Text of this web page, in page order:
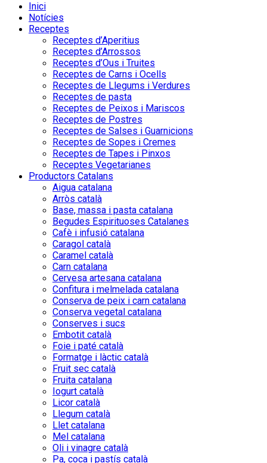
Inici
Notícies
Receptes
Receptes d’Aperitius
Receptes d’Arrossos
Receptes d’Ous i Truites
Receptes de Carns i Ocells
Receptes de Llegums i Verdures
Receptes de pasta
Receptes de Peixos i Mariscos
Receptes de Postres
Receptes de Salses i Guarnicions
Receptes de Sopes i Cremes
Receptes de Tapes i Pinxos
Receptes Vegetarianes
Productors Catalans
Aigua catalana
Arròs català
Base, massa i pasta catalana
Begudes Espirituoses Catalanes
Cafè i infusió catalana
Caragol català
Caramel català
Carn catalana
Cervesa artesana catalana
Confitura i melmelada catalana
Conserva de peix i carn catalana
Conserva vegetal catalana
Conserves i sucs
Embotit català
Foie i paté català
Formatge i làctic català
Fruit sec català
Fruita catalana
Iogurt català
Licor català
Llegum català
Llet catalana
Mel catalana
Oli i vinagre català
Pa, coca i pastís català